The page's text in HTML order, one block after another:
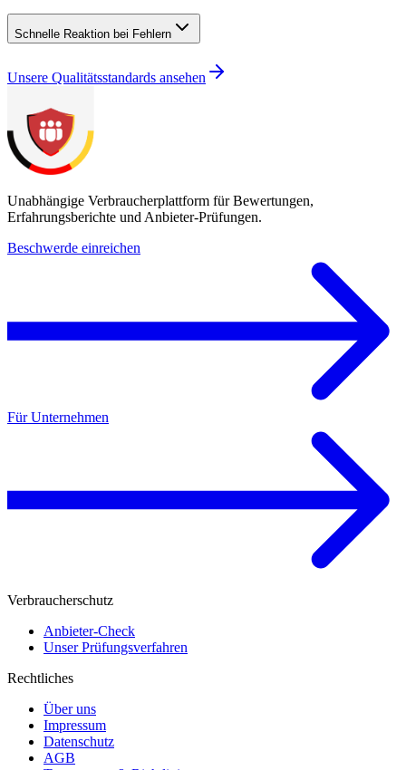
Schnelle Reaktion bei Fehlern
Unsere Qualitätsstandards ansehen
Unabhängige Verbraucherplattform für Bewertungen,
Erfahrungsberichte und Anbieter-Prüfungen.
Beschwerde einreichen
Für Unternehmen
Verbraucherschutz
Anbieter-Check
Unser Prüfungsverfahren
Rechtliches
Über uns
Impressum
Datenschutz
AGB